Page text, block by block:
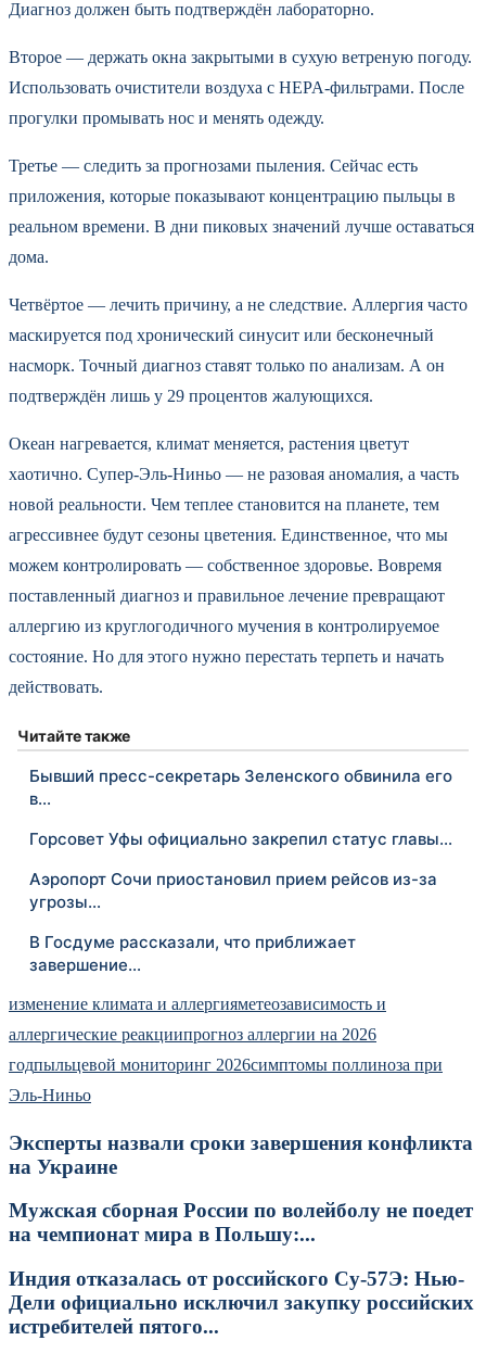
Диагноз должен быть подтверждён лабораторно.
Второе — держать окна закрытыми в сухую ветреную погоду.
Использовать очистители воздуха с HEPA-фильтрами. После
прогулки промывать нос и менять одежду.
Третье — следить за прогнозами пыления. Сейчас есть
приложения, которые показывают концентрацию пыльцы в
реальном времени. В дни пиковых значений лучше оставаться
дома.
Четвёртое — лечить причину, а не следствие. Аллергия часто
маскируется под хронический синусит или бесконечный
насморк. Точный диагноз ставят только по анализам. А он
подтверждён лишь у 29 процентов жалующихся.
Океан нагревается, климат меняется, растения цветут
хаотично. Супер-Эль-Ниньо — не разовая аномалия, а часть
новой реальности. Чем теплее становится на планете, тем
агрессивнее будут сезоны цветения. Единственное, что мы
можем контролировать — собственное здоровье. Вовремя
поставленный диагноз и правильное лечение превращают
аллергию из круглогодичного мучения в контролируемое
состояние. Но для этого нужно перестать терпеть и начать
действовать.
Читайте также
Бывший пресс-секретарь Зеленского обвинила его
в…
Горсовет Уфы официально закрепил статус главы…
Аэропорт Сочи приостановил прием рейсов из-за
угрозы…
В Госдуме рассказали, что приближает
завершение…
изменение климата и аллергияметеозависимость и
аллергические реакциипрогноз аллергии на 2026
годпыльцевой мониторинг 2026симптомы поллиноза при
Эль-Ниньо
Эксперты назвали сроки завершения конфликта
на Украине
Мужская сборная России по волейболу не поедет
на чемпионат мира в Польшу:...
Индия отказалась от российского Су-57Э: Нью-
Дели официально исключил закупку российских
истребителей пятого...